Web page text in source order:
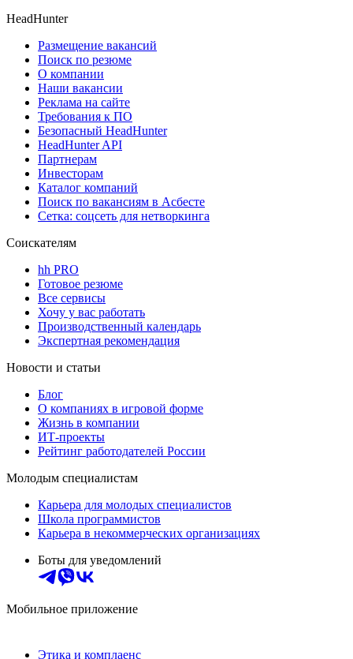
HeadHunter
Размещение вакансий
Поиск по резюме
О компании
Наши вакансии
Реклама на сайте
Требования к ПО
Безопасный HeadHunter
HeadHunter API
Партнерам
Инвесторам
Каталог компаний
Поиск по вакансиям в Асбесте
Сетка: соцсеть для нетворкинга
Соискателям
hh PRO
Готовое резюме
Все сервисы
Хочу у вас работать
Производственный календарь
Экспертная рекомендация
Новости и статьи
Блог
О компаниях в игровой форме
Жизнь в компании
ИТ-проекты
Рейтинг работодателей России
Молодым специалистам
Карьера для молодых специалистов
Школа программистов
Карьера в некоммерческих организациях
Боты для уведомлений
Мобильное приложение
Этика и комплаенс